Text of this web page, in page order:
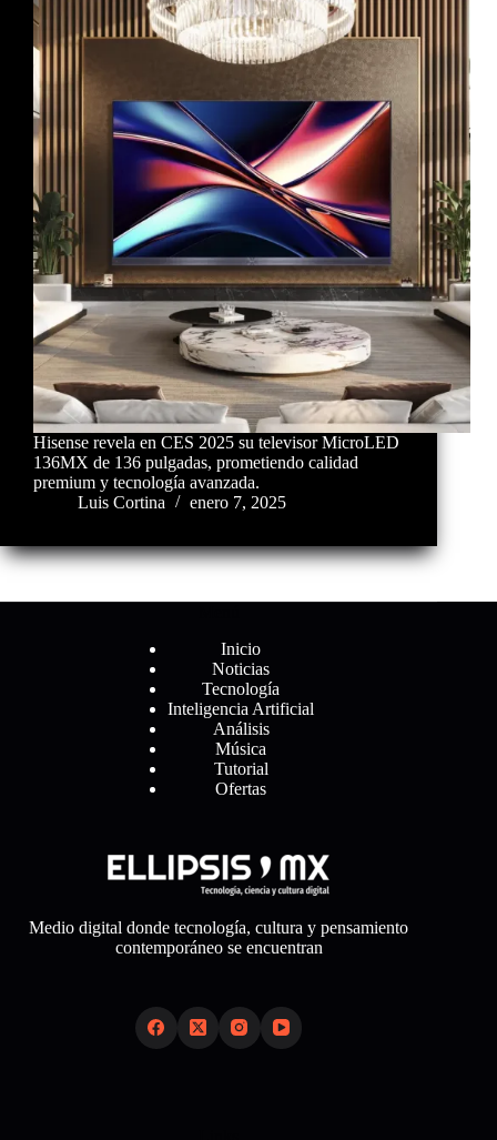
Hisense revela en CES 2025 su televisor MicroLED
136MX de 136 pulgadas, prometiendo calidad
premium y tecnología avanzada.
Luis Cortina
enero 7, 2025
Inicio
Noticias
Tecnología
Inteligencia Artificial
Análisis
Música
Tutorial
Ofertas
Medio digital donde tecnología, cultura y pensamiento
contemporáneo se encuentran